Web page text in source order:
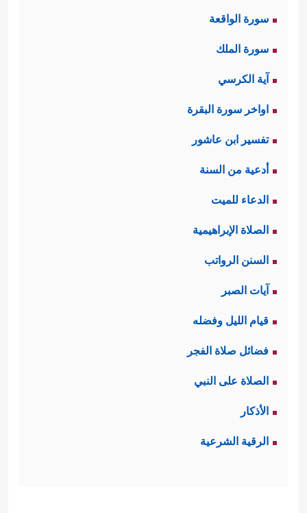
سورة الواقعة
سورة الملك
آية الكرسي
اواخر سورة البقرة
تفسير ابن عاشور
أدعية من السنة
الدعاء للميت
الصلاة الإبراهيمية
السنن الرواتب
آيات الصبر
قيام الليل وفضله
فضائل صلاة الفجر
الصلاة على النبي
الأذكار
الرقية الشرعية